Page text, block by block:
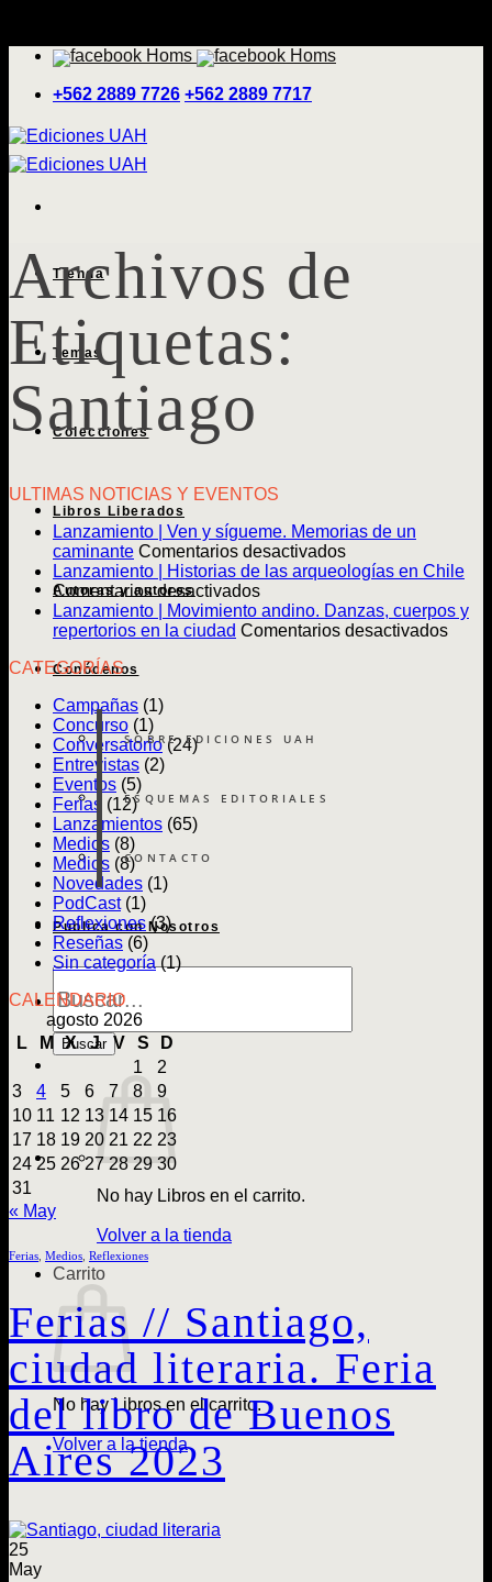
contenido
+562 2889 7726 +562 2889 7717
Tienda
Temas
Colecciones
Libros Liberados
Autoras y autores
Conócenos
SOBRE EDICIONES UAH
ESQUEMAS EDITORIALES
CONTACTO
Publica con Nosotros
Búsqueda
de
Libros
Buscar
No hay Libros en el carrito.
Volver a la tienda
Carrito
No hay Libros en el carrito.
Volver a la tienda
Archivos de
Etiquetas:
Santiago
ULTIMAS NOTICIAS Y EVENTOS
Lanzamiento | Ven y sígueme. Memorias de un
caminante Comentarios desactivadosen
Lanzamiento
Ven
y
Lanzamiento | Historias de las arqueologías en Chile
Comentarios desactivadosen
Lanzamiento
|
Chile
Lanzamiento | Movimiento andino. Danzas, cuerpos y
repertorios en la ciudad Comentarios desactivadosen
CATEGORÍAS
Campañas (1)
Concurso (1)
Conversatorio(24)
Entrevistas (2)
Eventos (5)
Ferias (12)
Lanzamientos (65)
Medios (8)
Medios (8)
Novedades (1)
PodCast(1)
Reflexiones(3)
Reseñas (6)
Sin categoría(1)
CALENDARIO
agosto 2026
L
M X J V S
D
1
2
3
4 5 6 7 8
9
10 11 12 13 14 15 16
17 18 19 20 21 22 23
24 25 26 27 28 29 30
31
« May
Ferias Medios Reflexiones
Ferias // Santiago,
ciudad literaria. Feria
del libro de Buenos
Aires 2023
25
May